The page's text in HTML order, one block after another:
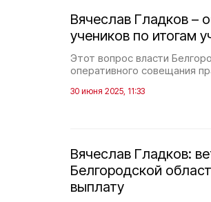
Вячеслав Гладков –
учеников по итогам
Этот вопрос власти
оперативного совещания
30 июня 2025, 11:33
Вячеслав Гладков:
Белгородской
выплату